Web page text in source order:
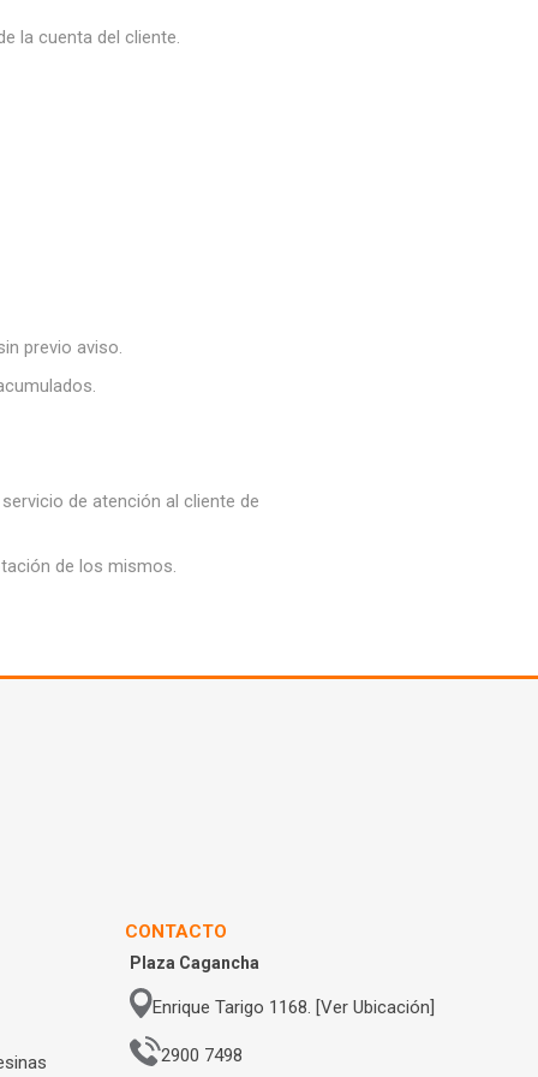
la cuenta del cliente.
previo aviso.
de atención al cliente de
de los mismos.
CONTACTO
Plaza Cagancha
Enrique Tarigo 1168. [Ver Ubicación]
2900 7498